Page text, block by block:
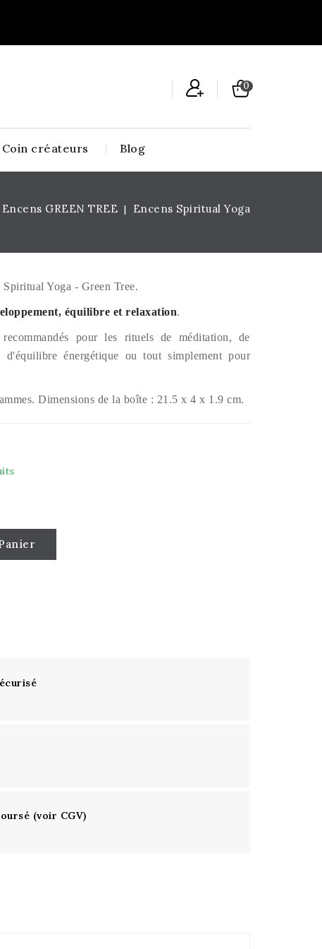
0
Coin créateurs Blog
Encens GREEN TREE Encens Spiritual Yoga
Yoga - Green Tree.
équilibre et relaxation.
pour les rituels de méditation, de
d'équilibre énergétique ou tout simplement pour
Dimensions de la boîte : 21.5 x 4 x 1.9 cm.
(voir CGV)